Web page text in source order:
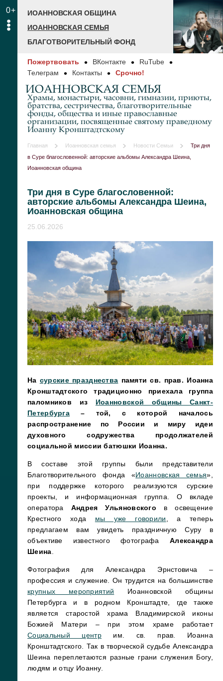
0+
ИОАННОВСКАЯ ОБЩИНА
ИОАННОВСКАЯ СЕМЬЯ
БЛАГОТВОРИТЕЛЬНЫЙ ФОНД
Пожертвовать ВКонтакте
RuTube
Телеграм
Контакты Срочно!
ИОАННОВСКАЯ СЕМЬЯ
Храмы, монастыри, часовни, гимназии, приюты,
братства, сестричества, благотворительные
фонды, общества и иные православные
организации, посвященные святому праведному
Иоанну Кронштадтскому
Главная Иоанновская семья Новости Семьи
Три дня
в Суре благословенной: авторские альбомы Александра Шеина,
Иоанновская община
Три дня в Суре благословенной:
авторские альбомы Александра Шеина,
Иоанновская община
25.06.2026
На сурские празднества памяти св. прав. Иоанна
Кронштадтского традиционно приехала группа
паломников из Иоанновской общины Санкт-
Петербурга – той, с которой началось
распространение по России и миру идеи
духовного содружества продолжателей
социальной миссии батюшки Иоанна.
В составе этой группы были представители
Благотворительного фонда «Иоанновская семья»,
при поддержке которого реализуются сурские
проекты, и информационная группа. О вкладе
оператора Андрея Ульяновского в освещение
Крестного хода мы уже говорили
, а теперь
предлагаем вам увидеть праздничную Суру в
объективе известного фотографа Александра
Шеина
Фотография для Александра Эрнстовича –
профессия и служение. Он трудится на большинстве
крупных мероприятий Иоанновской общины
Петербурга и в родном Кронштадте, где также
является старостой храма Владимирской иконы
Божией Матери – при этом храме работает
Социальный центрим. св. прав. Иоанна
Кронштадтского. Так в творческой судьбе Александра
Шеина переплетаются разные грани служения Богу,
людям и отцу Иоанну.